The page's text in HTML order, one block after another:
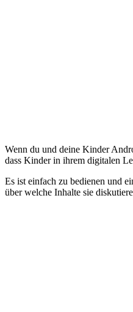
Wenn du und deine Kinder
dass Kinder in ihrem digitalen
Es ist einfach zu bedienen und
über welche Inhalte sie